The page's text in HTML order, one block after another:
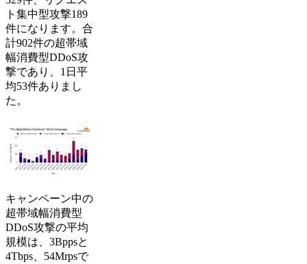
ト集中型攻撃189
件になります。合
計902件の超帯域
幅消費型DDoS攻
撃であり、1日平
均53件ありまし
た。
キャンペーン中の
超帯域幅消費型
DDoS攻撃の平均
規模は、3Bppsと
4Tbps、54Mrpsで